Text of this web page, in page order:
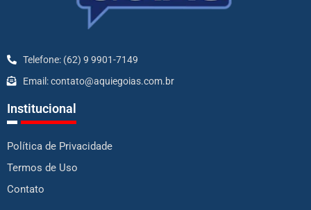
Telefone: (62) 9 9901-7149
Email: contato@aquiegoias.com.br
Institucional
Política de Privacidade
Termos de Uso
Contato